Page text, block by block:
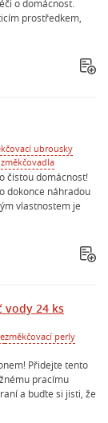
o domácnost.
prostředkem,
ubrousky
čistou domácnost!
dokonce náhradou
vlastnostem je
vody 24 ks
změkčovací perly
Přidejte tento
pracímu
a buďte si jisti, že